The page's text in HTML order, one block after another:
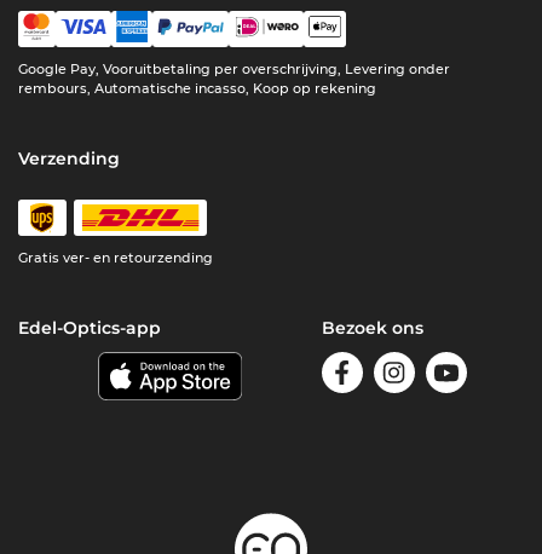
Google Pay, Vooruitbetaling per overschrijving, Levering onder
rembours, Automatische incasso, Koop op rekening
Verzending
Gratis ver- en retourzending
Edel-Optics-app Bezoek ons